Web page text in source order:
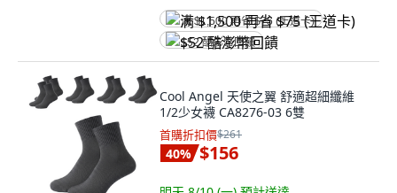
满 $1,500 再省 $75 (王道卡)
$52 酷澎幣回饋
Cool Angel 天使之翼 舒適超細纖維
1/2少女襪 CA8276-03 6雙
首購折扣價$261
40% $156